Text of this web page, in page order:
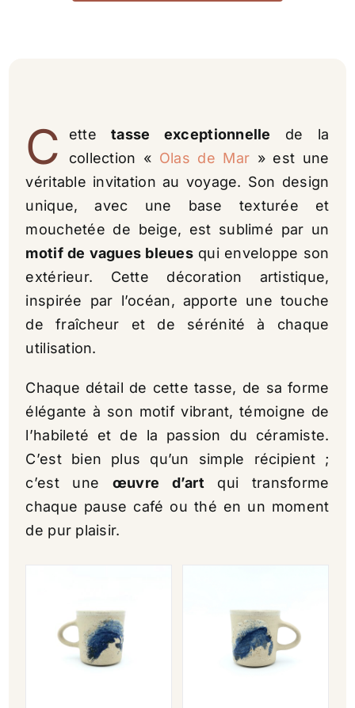
C ettetasse exceptionnelle de la
collection « Olas de Mar » est une
véritable invitation au voyage. Son design
unique, avec une base texturée et
mouchetée de beige, est sublimé par un
motif de vagues bleues qui enveloppe son
extérieur. Cette décoration artistique,
inspirée par l’océan, apporte une touche
de fraîcheur et de sérénité à chaque
utilisation.
Chaque détail de cette tasse, de sa forme
élégante à son motif vibrant, témoigne de
l’habileté et de la passion du céramiste.
C’est bien plus qu’un simple récipient ;
c’est une œuvre d’artqui transforme
chaque pause café ou thé en un moment
de pur plaisir.